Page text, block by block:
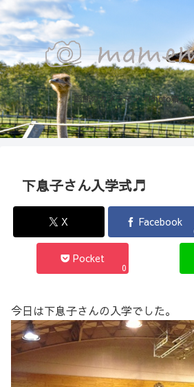
函館のカメラマン『Photo箱』
下息子さん入学式♬
X Facebook
Pocket
0
今日は下息子さんの入学でした。